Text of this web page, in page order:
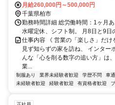
月給260,000円～500,000円
千葉県柏市
勤務時間詳細 総労働時間：1ヶ月
水曜定休、シフト制。 月8日と9日
仕事内容 《 営業の「楽しさ」だけ
見ず知らずの家を訪ね、 インタ
んな「心を削る数字の追い方」は
業...
制服あり 業界未経験者歓迎 学歴不問 車
未経験者歓迎
経験者歓迎 有資格者歓迎